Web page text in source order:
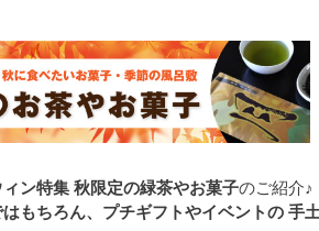
ン特集 秋限定の緑茶やお菓子のご紹介♪
はもちろん、プチギフトやイベントの 手